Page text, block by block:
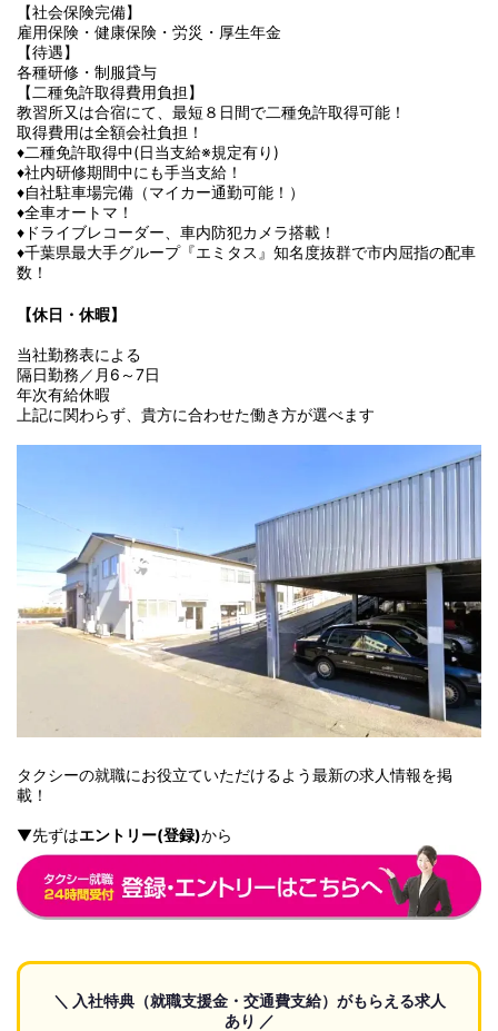
【社会保険完備】
雇用保険・健康保険・労災・厚生年金
【待遇】
各種研修・制服貸与
【二種免許取得費用負担】
教習所又は合宿にて、最短８日間で二種免許取得可能！
取得費用は全額会社負担！
♦二種免許取得中(日当支給※規定有り)
♦社内研修期間中にも手当支給！
♦自社駐車場完備（マイカー通勤可能！）
♦全車オートマ！
♦ドライブレコーダー、車内防犯カメラ搭載！
♦千葉県最大手グループ『エミタス』知名度抜群で市内屈指の配車
数！
【休日・休暇】
当社勤務表による
隔日勤務／月6～7日
年次有給休暇
上記に関わらず、貴方に合わせた働き方が選べます
タクシーの就職にお役立ていただけるよう最新の求人情報を掲
載！
▼先ずはエントリー(登録)から
＼ 入社特典（就職支援金・交通費支給）がもらえる求人
あり ／